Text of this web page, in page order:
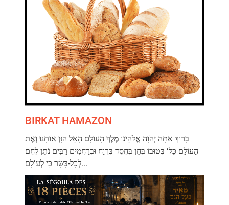
BIRKAT HAMAZON
בָּרוּךְ אַתָּה יְהֹוָה אֱלֹהֵינוּ מֶלֶךְ הָעוֹלָם הָאֵל הַזָּן אוֹתָנוּ וְאֶת
הָעוֹלָם כֻּלּוֹ בְּטוּבוֹ בְּחֵן בְּחֶסֶד בְּרֶוַח וּבְרַחֲמִים רַבִּים נֹתֵן לֶחֶם
לְכָל-בָּשָׂר כִּי לְעוֹלָם...